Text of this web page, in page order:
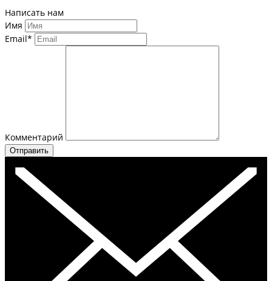
Написать нам
Имя
Email*
Комментарий
Отправить